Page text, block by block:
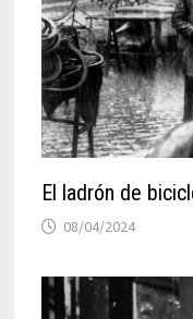
El ladrón de
08/04/2024